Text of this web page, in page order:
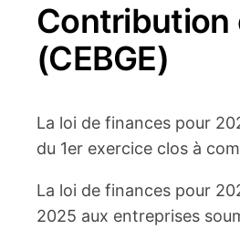
Contribution
(CEBGE)
La loi de finances pour
du 1er exercice clos à
La loi de finances pour
2025 aux entreprises